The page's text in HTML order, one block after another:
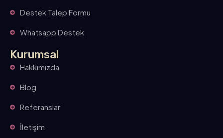
Destek Talep Formu
Whatsapp Destek
Kurumsal
Hakkımızda
Blog
Referanslar
İletişim